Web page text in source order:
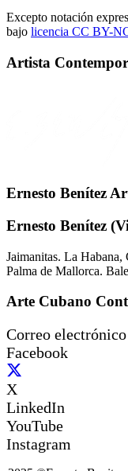
Excepto notación
bajo licencia CC BY-
Artista
Ernesto Benítez
Ernesto Benítez
Jaimanitas. La Habana,
Palma de Mallorca.
Arte Cubano
Correo electrónico
Facebook
X
LinkedIn
YouTube
Instagram